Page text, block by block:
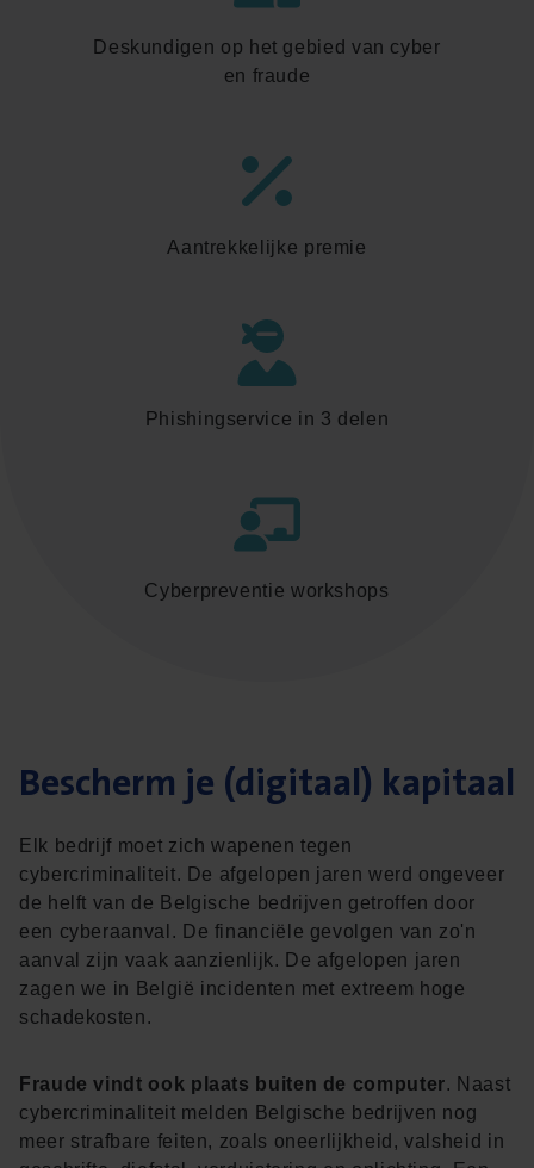
Deskundigen op het gebied van cyber
en fraude
Aantrekkelijke premie
Phishingservice in 3 delen
Cyberpreventie workshops
Bescherm je (digitaal) kapitaal
Elk bedrijf moet zich wapenen tegen
cybercriminaliteit. De afgelopen jaren werd ongeveer
de helft van de Belgische bedrijven getroffen door
een cyberaanval. De financiële gevolgen van zo'n
aanval zijn vaak aanzienlijk. De afgelopen jaren
zagen we in België incidenten met extreem hoge
schadekosten.
Fraude vindt ook plaats buiten de computer. Naast
cybercriminaliteit melden Belgische bedrijven nog
meer strafbare feiten, zoals oneerlijkheid, valsheid in